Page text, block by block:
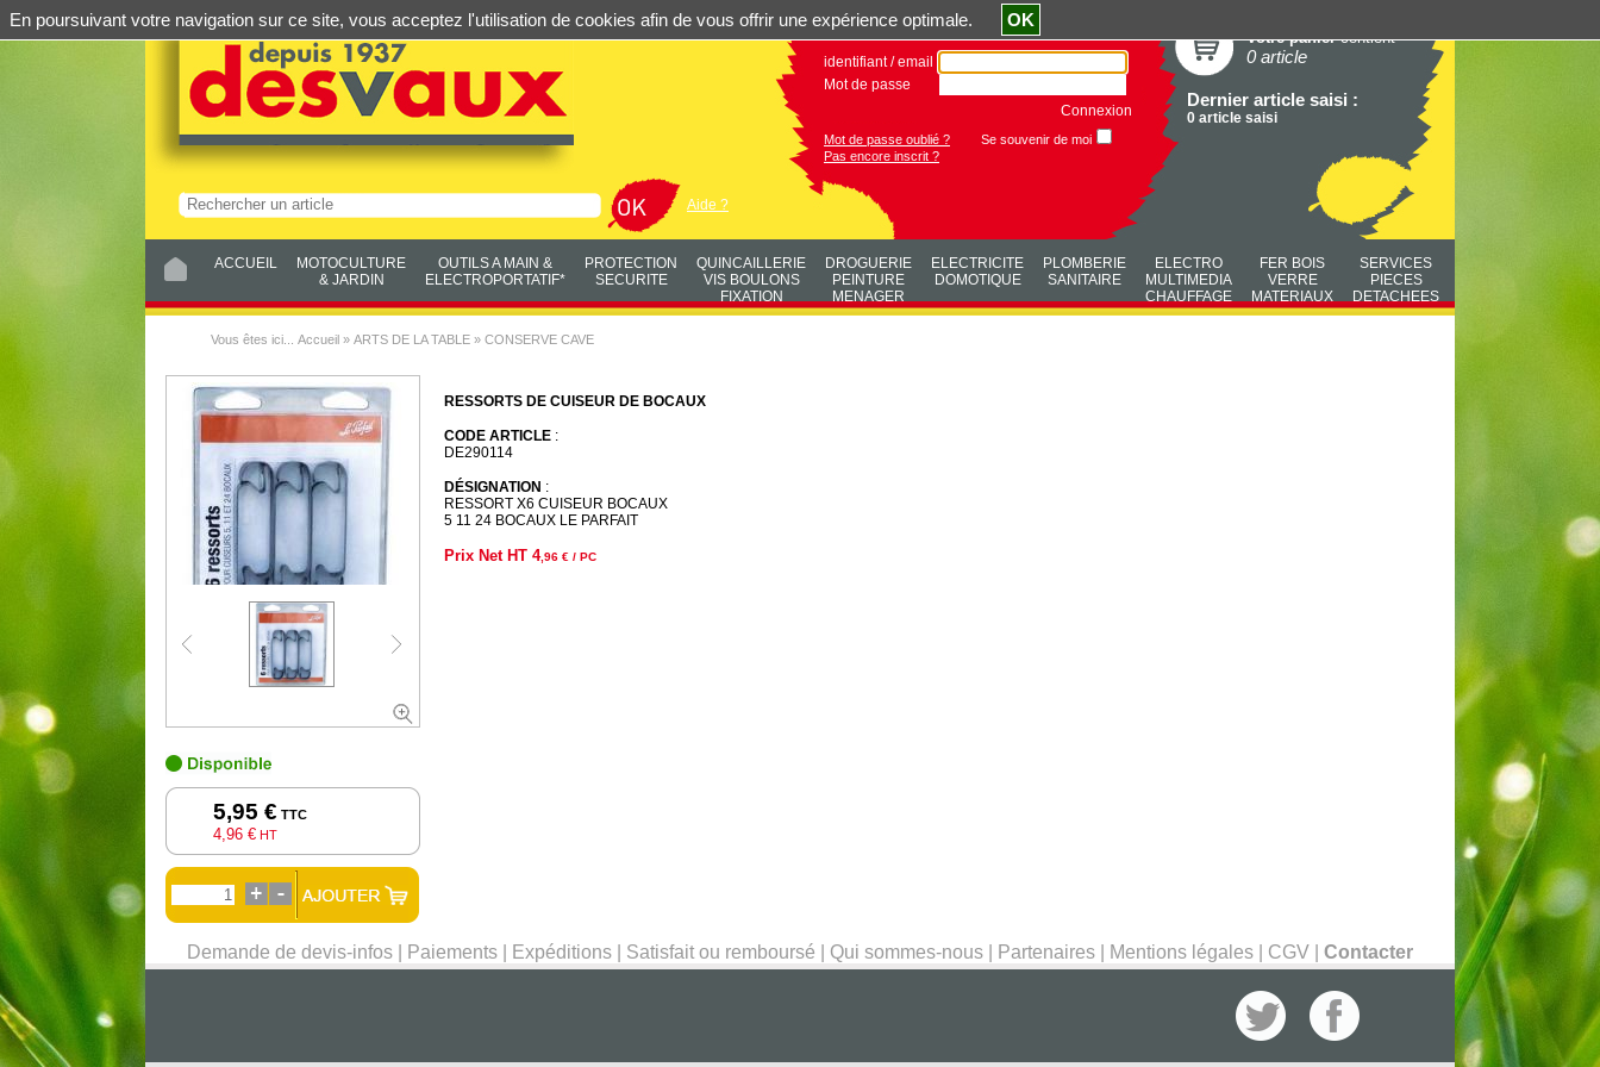
Aide ?
identifiant / email
Mot de passe
Connexion
Mot de passe oublié ?
Se souvenir de moi
Pas encore inscrit ?
Votre paniercontient
0 article
Dernier article saisi :
0 article saisi
ACCUEIL
MOTOCULTURE
& JARDIN
OUTILS A MAIN &
ELECTROPORTATIF*
PROTECTION
SECURITE
QUINCAILLERIE
VIS BOULONS
FIXATION
DROGUERIE
PEINTURE
MENAGER
ELECTRICITE
DOMOTIQUE
PLOMBERIE
SANITAIRE
ELECTRO
MULTIMEDIA
CHAUFFAGE
FER BOIS
VERRE
MATERIAUX
SERVICES
PIECES
DETACHEES
Vous êtes ici... Accueil » ARTS DE LA TABLE » CONSERVE CAVE
5,95 € TTC
4,96 € HT
RESSORTS DE CUISEUR DE BOCAUX
CODE ARTICLE :
DE290114
DÉSIGNATION :
RESSORT X6 CUISEUR BOCAUX
5 11 24 BOCAUX LE PARFAIT
Prix Net HT 4,96 € / PC
Demande de devis-infos Paiements Expéditions Satisfait ou remboursé Qui sommes-nous Partenaires Mentions légales CGV Contacter
En poursuivant votre navigation sur ce site, vous acceptez l'utilisation de cookies afin de vous offrir une expérience optimale. OK